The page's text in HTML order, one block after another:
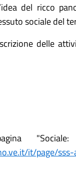
del ricco
sociale del
delle
"Sociale:
it/page/